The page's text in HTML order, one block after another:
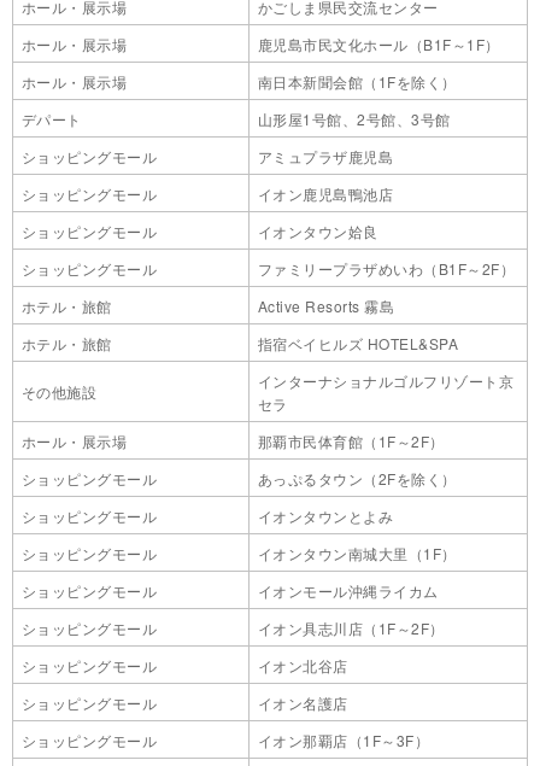
ホール・展示場
かごしま県民交流センター
ホール・展示場
鹿児島市民文化ホール（B1F～1F）
ホール・展示場
南日本新聞会館（1Fを除く）
デパート
山形屋1号館、2号館、3号館
ショッピングモール
アミュプラザ鹿児島
ショッピングモール
イオン鹿児島鴨池店
ショッピングモール
イオンタウン姶良
ショッピングモール
ファミリープラザめいわ（B1F～2F）
ホテル・旅館
Active Resorts 霧島
ホテル・旅館
指宿ベイヒルズ HOTEL&SPA
その他施設
インターナショナルゴルフリゾート京
セラ
ホール・展示場
那覇市民体育館（1F～2F）
ショッピングモール
あっぷるタウン（2Fを除く）
ショッピングモール
イオンタウンとよみ
ショッピングモール
イオンタウン南城大里（1F）
ショッピングモール
イオンモール沖縄ライカム
ショッピングモール
イオン具志川店（1F～2F）
ショッピングモール
イオン北谷店
ショッピングモール
イオン名護店
ショッピングモール
イオン那覇店（1F～3F）